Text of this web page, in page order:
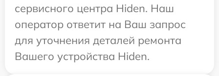
сервисного центра Hiden. Наш
оператор ответит на Ваш запрос
для уточнения деталей ремонта
Вашего устройства Hiden.